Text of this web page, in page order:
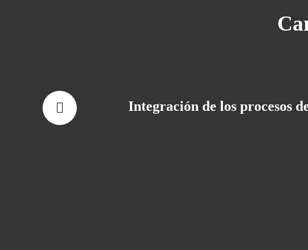
Integración de los procesos